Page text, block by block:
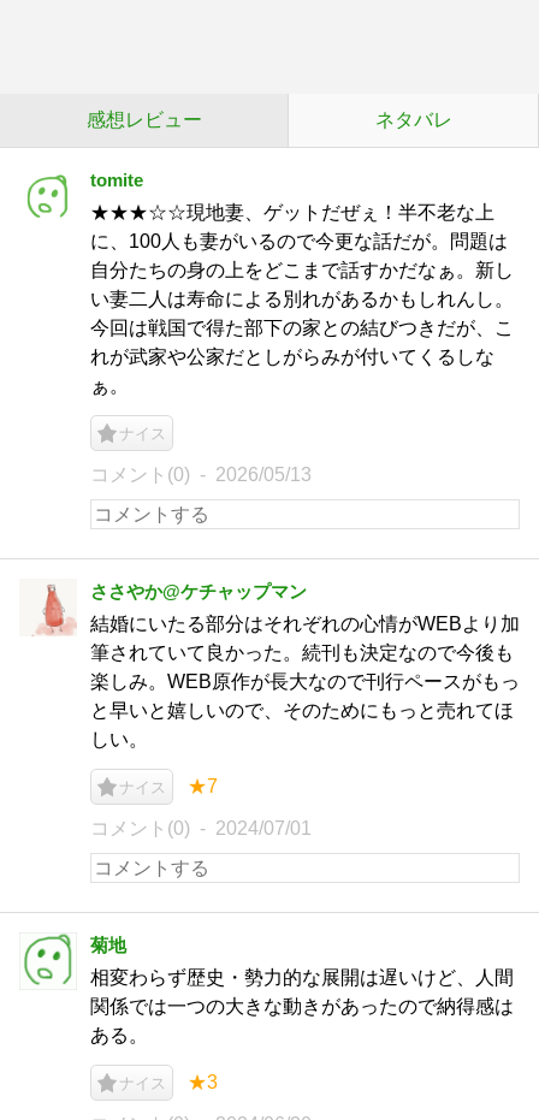
感想レビュー ネタバレ
tomite
★★★☆☆現地妻、ゲットだぜぇ！半不老な上
に、100人も妻がいるので今更な話だが。問題は
自分たちの身の上をどこまで話すかだなぁ。新し
い妻二人は寿命による別れがあるかもしれんし。
今回は戦国で得た部下の家との結びつきだが、こ
れが武家や公家だとしがらみが付いてくるしな
ぁ。
ナイス
コメント(0) 2026/05/13
ささやか@ケチャップマン
結婚にいたる部分はそれぞれの心情がWEBより加
筆されていて良かった。続刊も決定なので今後も
楽しみ。WEB原作が長大なので刊行ペースがもっ
と早いと嬉しいので、そのためにもっと売れてほ
しい。
ナイス ★7
コメント(0) 2024/07/01
菊地
相変わらず歴史・勢力的な展開は遅いけど、人間
関係では一つの大きな動きがあったので納得感は
ある。
ナイス ★3